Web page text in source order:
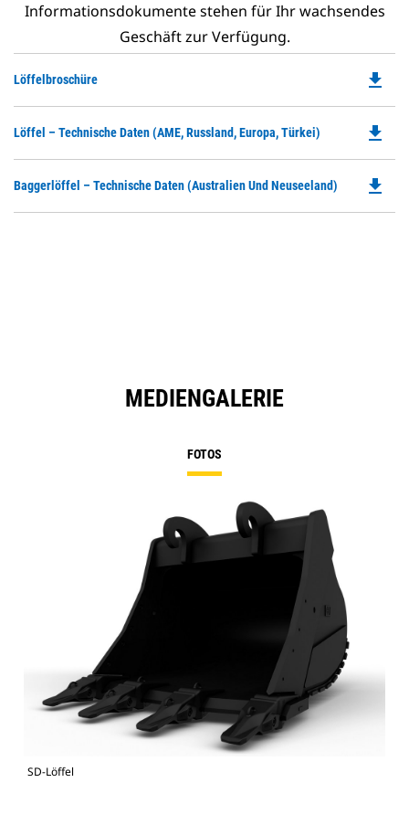
Informationsdokumente stehen für Ihr wachsendes
Geschäft zur Verfügung.
Löffelbroschüre
a
file_download
Löffel – Technische Daten (AME, Russland, Europa, Türkei)
a
file_download
Baggerlöffel – Technische Daten (Australien Und Neuseeland) file_download
MEDIENGALERIE
FOTOS
SD-Löffel